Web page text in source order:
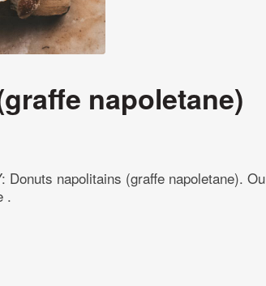
napoletane)
napolitains (graffe napoletane). Ou
.